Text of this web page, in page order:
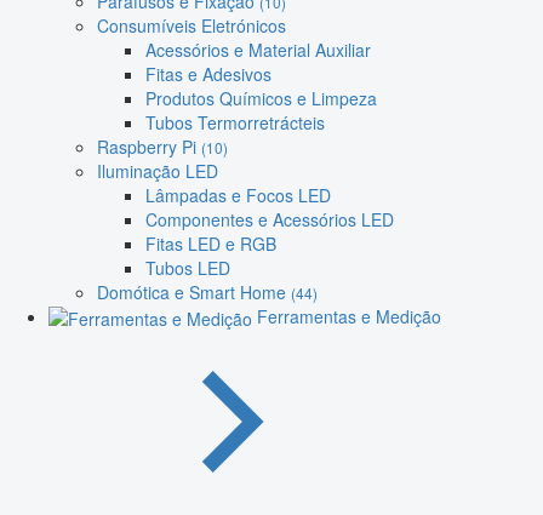
Consumíveis Eletrónicos
Acessórios e Material Auxiliar
Fitas e Adesivos
Produtos Químicos e Limpeza
Tubos Termorretrácteis
Raspberry Pi (10)
Iluminação LED
Lâmpadas e Focos LED
Componentes e Acessórios LED
Fitas LED e RGB
Tubos LED
Domótica e Smart Home (44)
Ferramentas e Medição